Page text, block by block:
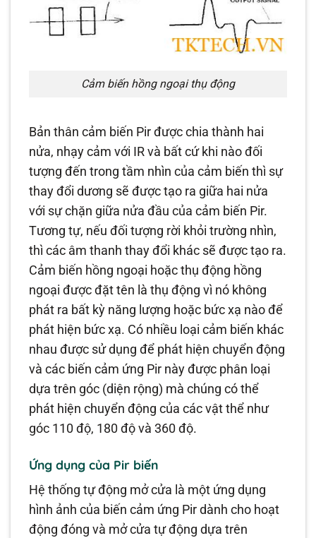
Cảm biến hồng ngoại thụ động
Bản thân cảm biến Pir được chia thành hai
nửa, nhạy cảm với IR và bất cứ khi nào đối
tượng đến trong tầm nhìn của cảm biến thì sự
thay đổi dương sẽ được tạo ra giữa hai nửa
với sự chặn giữa nửa đầu của cảm biến Pir.
Tương tự, nếu đối tượng rời khỏi trường nhìn,
thì các âm thanh thay đổi khác sẽ được tạo ra.
Cảm biến hồng ngoại hoặc thụ động hồng
ngoại được đặt tên là thụ động vì nó không
phát ra bất kỳ năng lượng hoặc bức xạ nào để
phát hiện bức xạ. Có nhiều loại cảm biến khác
nhau được sử dụng để phát hiện chuyển động
và các biến cảm ứng Pir này được phân loại
dựa trên góc (diện rộng) mà chúng có thể
phát hiện chuyển động của các vật thể như
góc 110 độ, 180 độ và 360 độ.
Ứng dụng của Pir biến
Hệ thống tự động mở cửa là một ứng dụng
hình ảnh của biến cảm ứng Pir dành cho hoạt
động đóng và mở cửa tự động dựa trên